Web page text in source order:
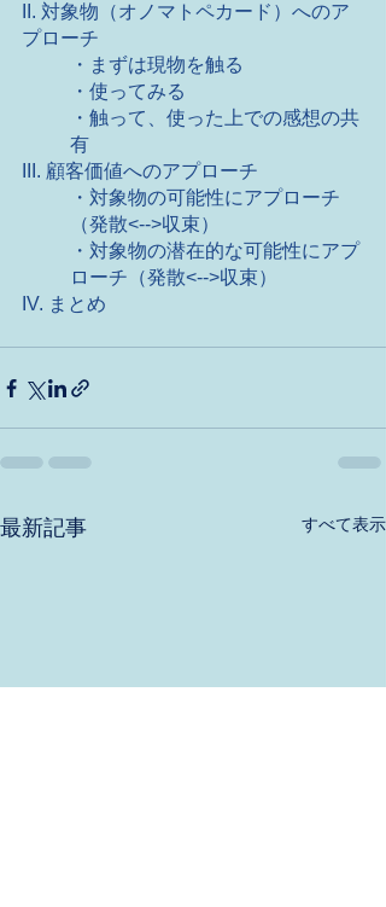
II. 対象物（オノマトペカード）へのア
プローチ
・まずは現物を触る
・使ってみる
・触って、使った上での感想の共
有
III. 顧客価値へのアプローチ
・対象物の可能性にアプローチ
（発散<-->収束）
・対象物の潜在的な可能性にアプ
ローチ（発散<-->収束）
IV. まとめ
最新記事 すべて表示